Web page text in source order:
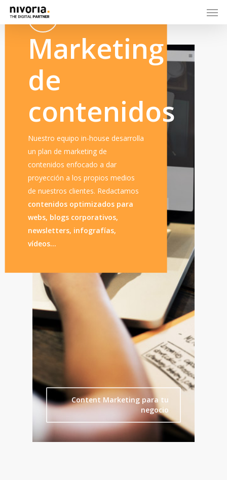
Marketing
de
contenidos
Nuestro equipo in-house desarrolla
un plan de marketing de
contenidos enfocado a dar
proyección a los propios medios
de nuestros clientes. Redactamos
contenidos optimizados para
webs, blogs corporativos,
newsletters, infografías,
vídeos…
Content Marketing para tu
negocio